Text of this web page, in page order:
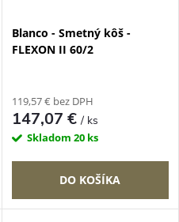
Blanco - Smetný kôš -
FLEXON II 60/2
119,57 € bez DPH
147,07 €/ ks
Skladom 20 ks
DO KOŠÍKA